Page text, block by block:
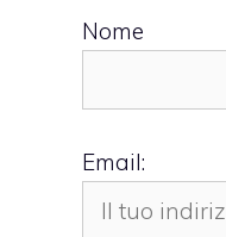
Nome
Email: